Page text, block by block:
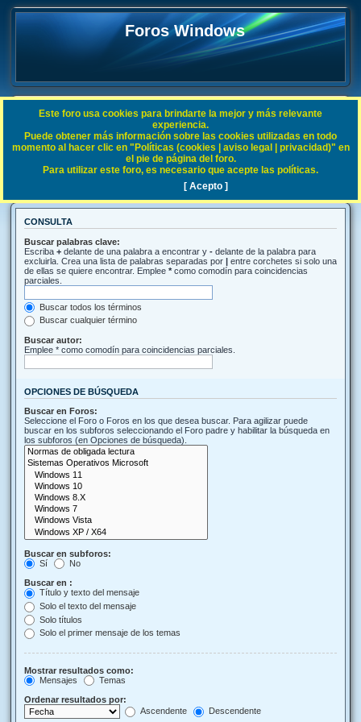
Foros Windows
FAQ
Índice general Buscar
Buscar
CONSULTA
Buscar palabras clave:
Escriba + delante de una palabra a encontrar y - delante de la palabra para
excluirla. Crea una lista de palabras separadas por | entre corchetes si solo una
de ellas se quiere encontrar. Emplee * como comodín para coincidencias
parciales.
Buscar todos los términos
Buscar cualquier término
Buscar autor:
Emplee * como comodín para coincidencias parciales.
OPCIONES DE BÚSQUEDA
Buscar en Foros:
Seleccione el Foro o Foros en los que desea buscar. Para agilizar puede
buscar en los subforos seleccionando el Foro padre y habilitar la búsqueda en
los subforos (en Opciones de búsqueda).
Buscar en subforos:
Sí
No
Buscar en :
Título y texto del mensaje
Solo el texto del mensaje
Solo títulos
Solo el primer mensaje de los temas
Mostrar resultados como:
Mensajes
Temas
Ordenar resultados por:
Ascendente
Descendente
Este foro usa cookies para brindarte la mejor y más relevante
experiencia.
Puede obtener más información sobre las cookies utilizadas en todo
momento al hacer clic en "Políticas (cookies | aviso legal | privacidad)" en
el pie de página del foro.
Para utilizar este foro, es necesario que acepte las políticas.
[ Acepto ]